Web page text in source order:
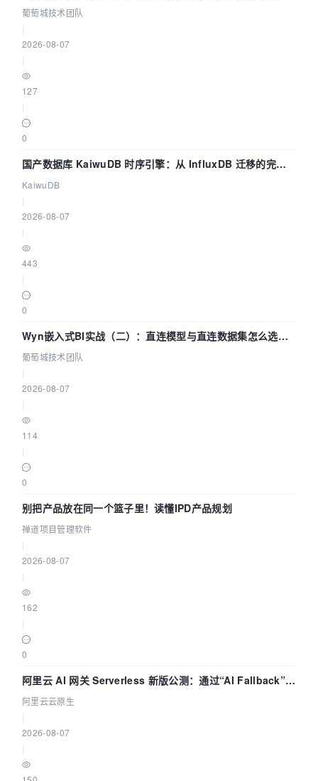
数联动全闭环
葡萄城技术团队
2026-08-07
127
0
国产数据库 KaiwuDB 时序引擎：从 InfluxDB 迁移的完整
技术路径
KaiwuDB
2026-08-07
443
0
Wyn嵌入式BI实战（二）：直连模型与直连数据集怎么选，
参数为什么不生效？| 葡萄城技术团队
葡萄城技术团队
2026-08-07
114
0
别把产品放在同一个篮子里！读懂IPD产品规划
禅道项目管理软件
2026-08-07
162
0
阿里云 AI 网关 Serverless 新版公测：通过“AI Fallback”与
拓扑可视化构建 AI 流量治理底座
阿里云云原生
2026-08-07